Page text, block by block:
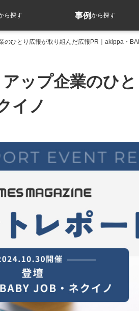
ら探す 事例から探す
のひとり広報が取り組んだ広報PR｜akippa・
ップ企業のひ
イノ